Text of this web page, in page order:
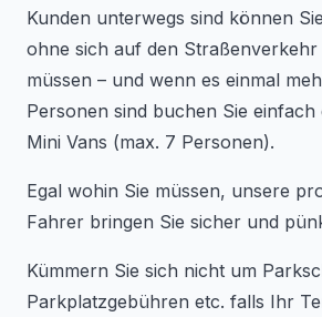
Kunden unterwegs sind können
ohne sich auf den
müssen – und wenn es einmal
Personen sind buchen Sie
Mini Vans (max. 7 Personen).
Egal wohin Sie müssen, unsere
Fahrer bringen Sie sicher und
Kümmern Sie sich nicht um
Parkplatzgebühren etc. falls Ihr